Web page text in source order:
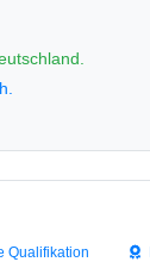
Qualifikation